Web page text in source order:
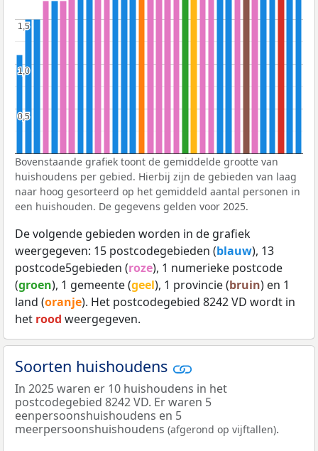
0,5
0,5
1,0
1,0
1,5
1,5
Bovenstaande grafiek toont de gemiddelde grootte van
huishoudens per gebied. Hierbij zijn de gebieden van laag
naar hoog gesorteerd op het gemiddeld aantal personen in
een huishouden. De gegevens gelden voor 2025.
De volgende gebieden worden in de grafiek
weergegeven: 15 postcodegebieden (blauw), 13
postcode5gebieden (roze), 1 numerieke postcode
(groen), 1 gemeente (geel), 1 provincie (bruin) en 1
land (oranje). Het postcodegebied 8242 VD wordt in
het rood weergegeven.
Soorten huishoudens
In 2025 waren er 10 huishoudens in het
postcodegebied 8242 VD. Er waren 5
eenpersoonshuishoudens en 5
meerpersoonshuishoudens (afgerond op vijftallen).